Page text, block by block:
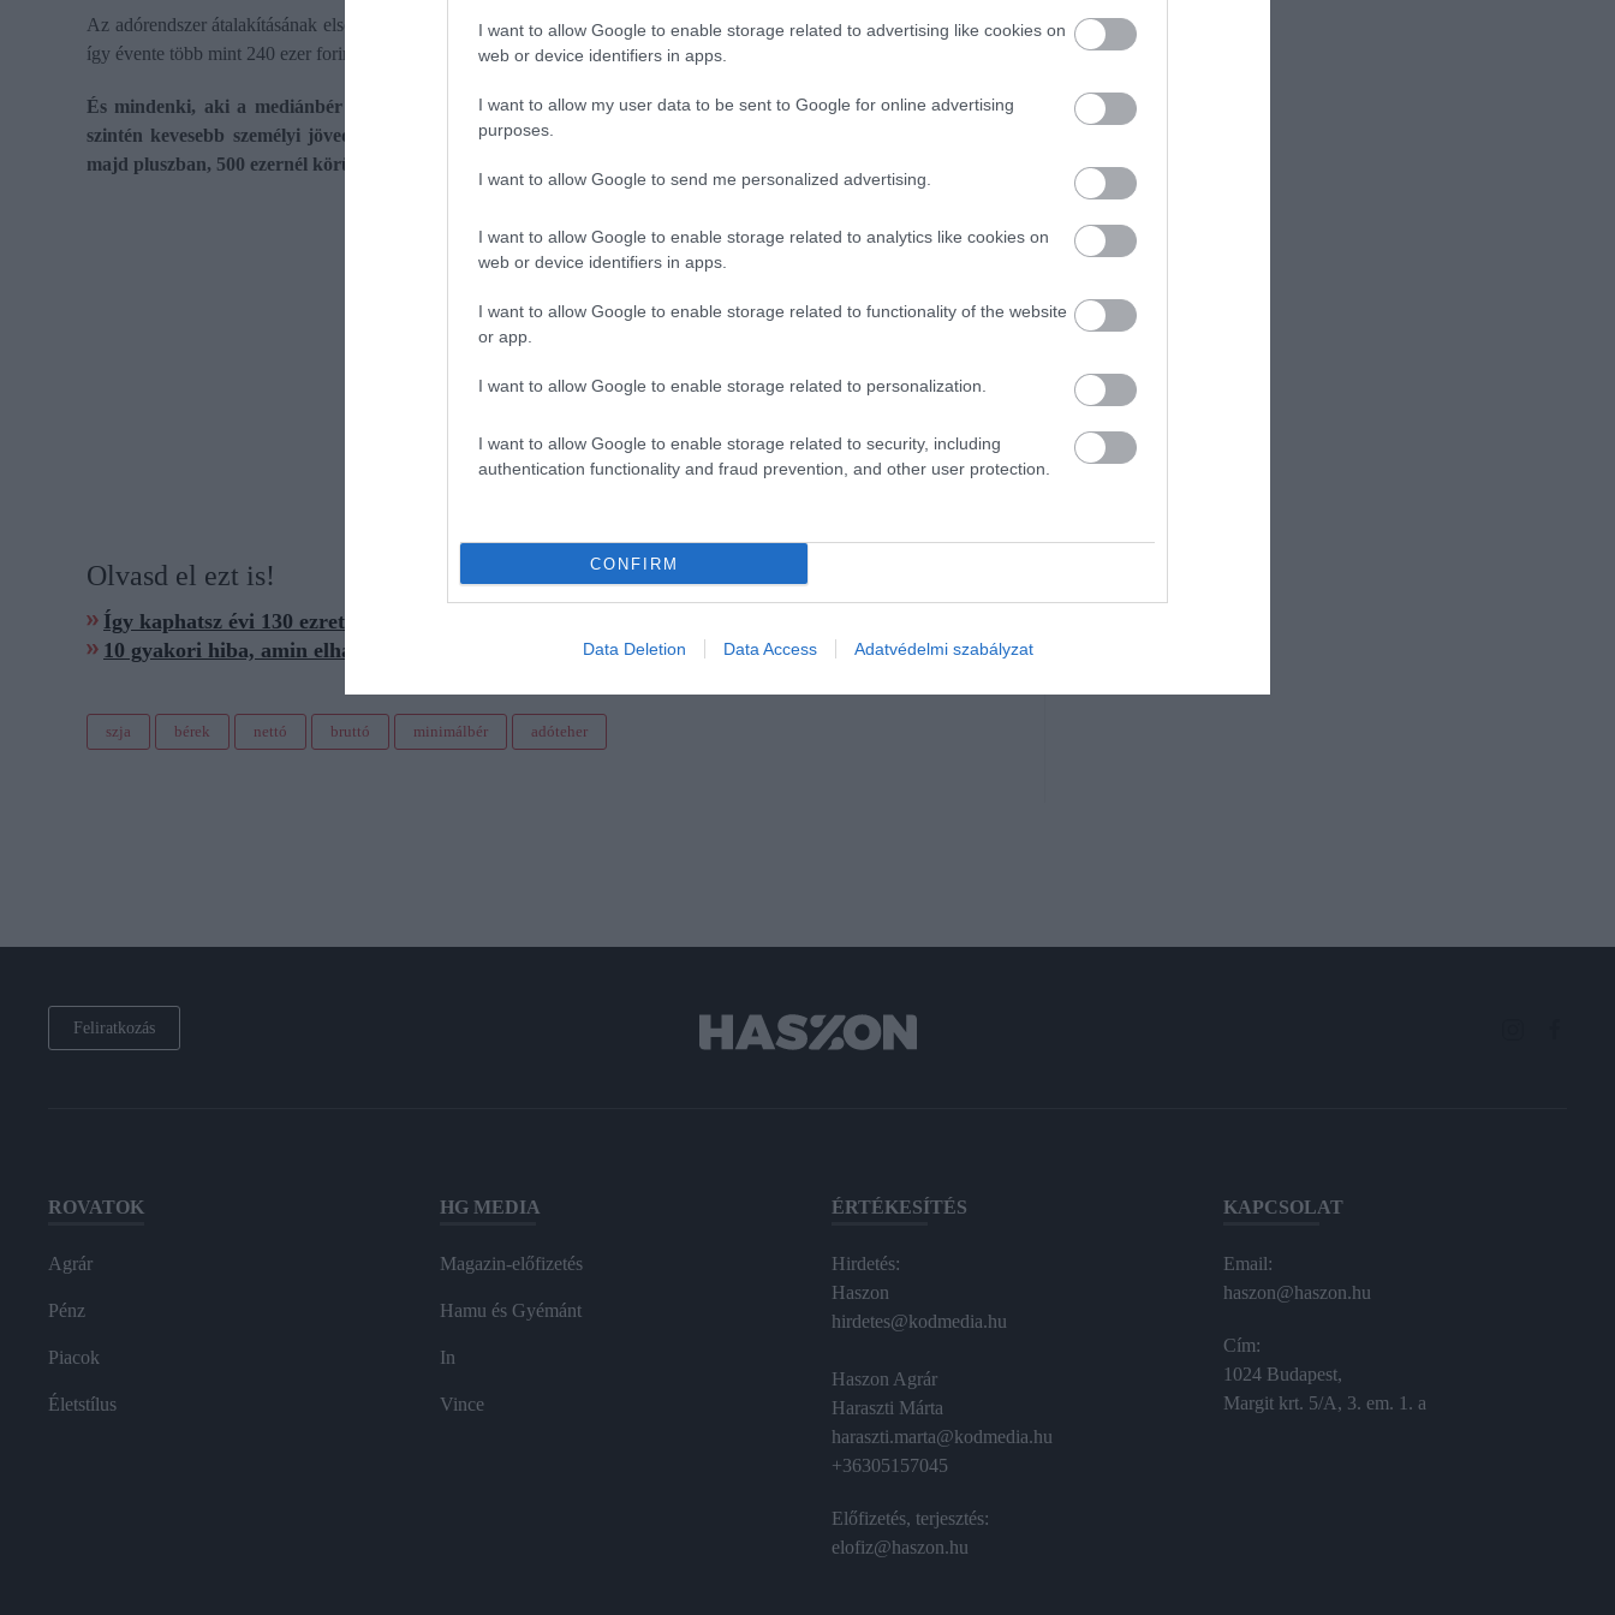
I want to allow Google to enable storage related to advertising like cookies on
web or device identifiers in apps.
I want to allow my user data to be sent to Google for online advertising
purposes.
I want to allow Google to send me personalized advertising.
I want to allow Google to enable storage related to analytics like cookies on
web or device identifiers in apps.
I want to allow Google to enable storage related to functionality of the website
or app.
I want to allow Google to enable storage related to personalization.
I want to allow Google to enable storage related to security, including
authentication functionality and fraud prevention, and other user protection.
CONFIRM
Data Deletion Data Access Adatvédelmi szabályzat
Az adórendszer átalakításának első lépése, hogy a minimálbér után csak 9 százalék lesz aszemélyi jövedelemadó ,
így évente több mint 240 ezer forinttal több marad a kevesebbet keresők zsebében.
És mindenki, aki a mediánbér alatt keres – jelenleg nagyjából havi 625 ezer forintos bruttó jövedelemig –,
szintén kevesebb személyi jövedelemadót fog fizetni. Egy 420 ezres bruttó bérnél évi 180 ezer forint marad
majd pluszban, 500 ezernél körülbelül évi 120 ezer, míg 625 ezernél évi 60 ezer forint.
Olvasd el ezt is!
Így kaphatsz évi 130 ezret a nyugdíjadra, ha nem fizetsz szja-t
10 gyakori hiba, amin elhasalhatsz az SZJA-bevallásban
szja bérek nettó bruttó minimálbér adóteher
Feliratkozás
ROVATOK
Agrár
Pénz
Piacok
Életstílus
HG MEDIA
Magazin-előfizetés
Hamu és Gyémánt
In
Vince
ÉRTÉKESÍTÉS
Hirdetés:
Haszon
hirdetes@kodmedia.hu
Haszon Agrár
Haraszti Márta
haraszti.marta@kodmedia.hu
+36305157045
Előfizetés, terjesztés:
elofiz@haszon.hu
KAPCSOLAT
Email:
haszon@haszon.hu
Cím:
1024 Budapest,
Margit krt. 5/A, 3. em. 1. a